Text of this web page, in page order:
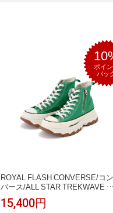
ポイ
バッ
ROYAL FLASH CONVERSE/コン
バース/ALL STAR TREKWAVE Z
HI ロイヤルフラッシュ シューズ・
靴 スニーカー グリーン ホワイト
15,400円